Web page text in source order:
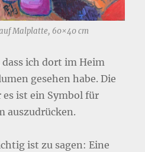
Malplatte, 60×40 cm
dass ich dort im Heim
gesehen habe. Die
es ist ein Symbol für
auszudrücken.
ist zu sagen: Eine